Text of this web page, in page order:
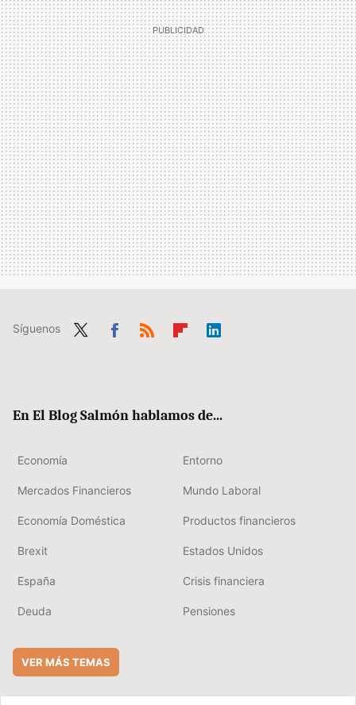
Síguenos
En El Blog Salmón hablamos de...
Economía Entorno
Mercados Financieros Mundo Laboral
Economía Doméstica Productos financieros
Brexit Estados Unidos
España Crisis financiera
Deuda Pensiones
VER MÁS TEMAS